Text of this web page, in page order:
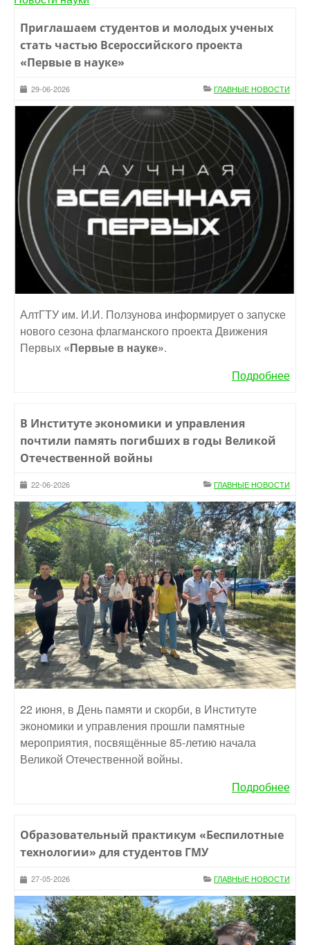
Приглашаем студентов и молодых ученых
стать частью Всероссийского проекта
«Первые в науке»
29-06-2026 ГЛАВНЫЕ НОВОСТИ
АлтГТУ им. И.И. Ползунова информирует о запуске
нового сезона флагманского проекта Движения
Первых «Первые в науке».
Подробнее
В Институте экономики и управления
почтили память погибших в годы Великой
Отечественной войны
22-06-2026 ГЛАВНЫЕ НОВОСТИ
22 июня, в День памяти и скорби, в Институте
экономики и управления прошли памятные
мероприятия, посвящённые 85-летию начала
Великой Отечественной войны.
Подробнее
Образовательный практикум «Беспилотные
технологии» для студентов ГМУ
27-05-2026 ГЛАВНЫЕ НОВОСТИ